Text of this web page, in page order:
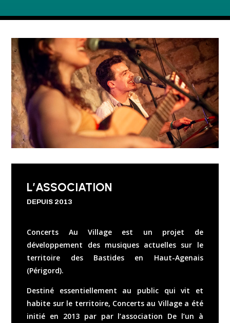
L’ASSOCIATION
DEPUIS 2013
Concerts Au Village est un projet de
développement des musiques actuelles sur le
territoire des Bastides en Haut-Agenais
(Périgord).
Destiné essentiellement au public qui vit et
habite sur le territoire, Concerts au Village a été
initié en 2013 par par l’association De l’un à